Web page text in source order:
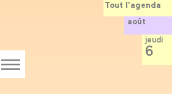
Menu
Tout l’agenda
août
jeudi
6